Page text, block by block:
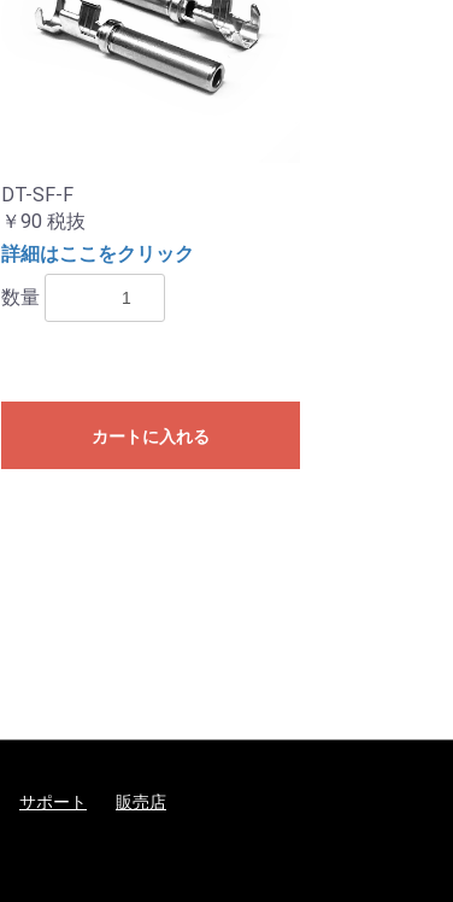
DT-SF-F
￥90 税抜
詳細はここをクリック
数量
カートに入れる
サポート 販売店